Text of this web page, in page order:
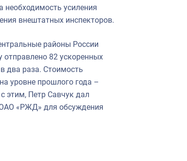
необходимость усиления
внештатных инспекторов.
районы России
отправлено 82 ускоренных
два раза. Стоимость
уровне прошлого года –
этим, Петр Савчук дал
ОАО «РЖД» для обсуждения